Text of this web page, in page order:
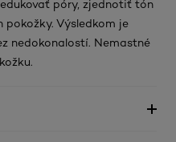
póry, zjednotiť tón
Výsledkom je
nedokonalostí. Nemastné